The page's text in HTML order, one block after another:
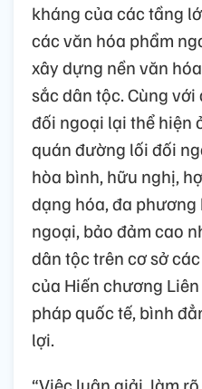
kháng của các tầng
các văn hóa phẩm
xây dựng nền văn
sắc dân tộc. Cùng
đối ngoại lại thể hiện
quán đường lối đối
hòa bình, hữu nghị,
dạng hóa, đa phương
ngoại, bảo đảm cao
dân tộc trên cơ sở
của Hiến chương
pháp quốc tế, bình
lợi.